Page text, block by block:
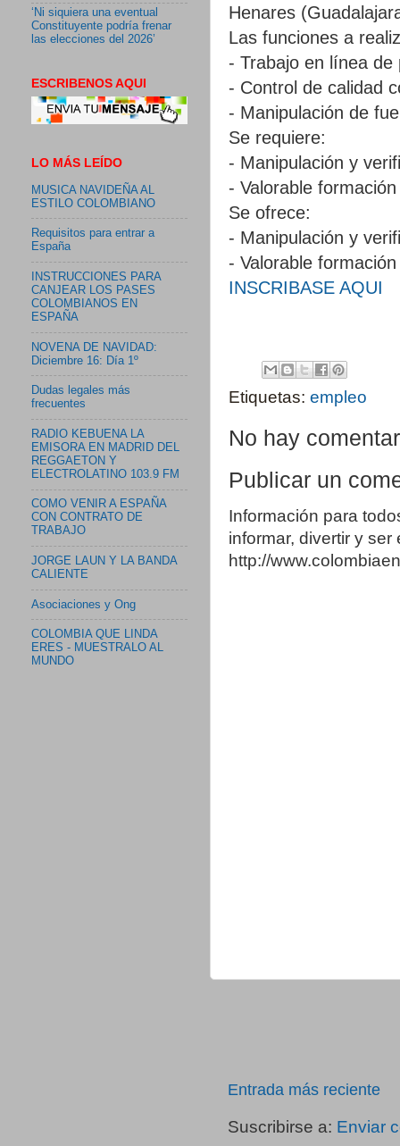
Henares
Las funciones a
- Trabajo en línea
- Control de calidad
- Manipulación de
Se requiere:
- Manipulación y
- Valorable
Se ofrece:
- Manipulación y
- Valorable
INSCRIBASE AQUI
Etiquetas: empleo
No hay
Publicar un
Información para
informar, divertir y
http://
Entrada más reciente
Suscribirse a: Enviar
‘Ni siquiera una eventual
Constituyente podría frenar
las elecciones del 2026’
ESCRIBENOS AQUI
LO MÁS LEÍDO
MUSICA NAVIDEÑA AL
ESTILO COLOMBIANO
Requisitos para entrar a
España
INSTRUCCIONES PARA
CANJEAR LOS PASES
COLOMBIANOS EN
ESPAÑA
NOVENA DE NAVIDAD:
Diciembre 16: Día 1º
Dudas legales más
frecuentes
RADIO KEBUENA LA
EMISORA EN MADRID DEL
REGGAETON Y
ELECTROLATINO 103.9 FM
COMO VENIR A ESPAÑA
CON CONTRATO DE
TRABAJO
JORGE LAUN Y LA BANDA
CALIENTE
Asociaciones y Ong
COLOMBIA QUE LINDA
ERES - MUESTRALO AL
MUNDO